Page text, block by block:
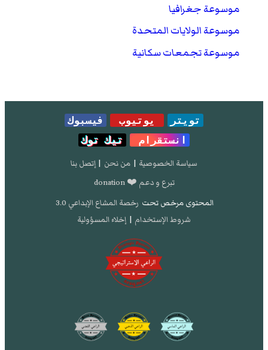
موسوعة جغرافيا
موسوعة الولايات المتحدة
موسوعة تجمعات سكانية
تويتر يوتيوب
فيسبوك
انستقرام
تيك توك
سياسة الخصوصية | من نحن | إتصل بنا
تبرع و دعم ❤️ donation
المحتوى مرخص تحت رخصة المشاع الإبداعي 3.0
شروط الإستخدام | إخلاء المسؤولية